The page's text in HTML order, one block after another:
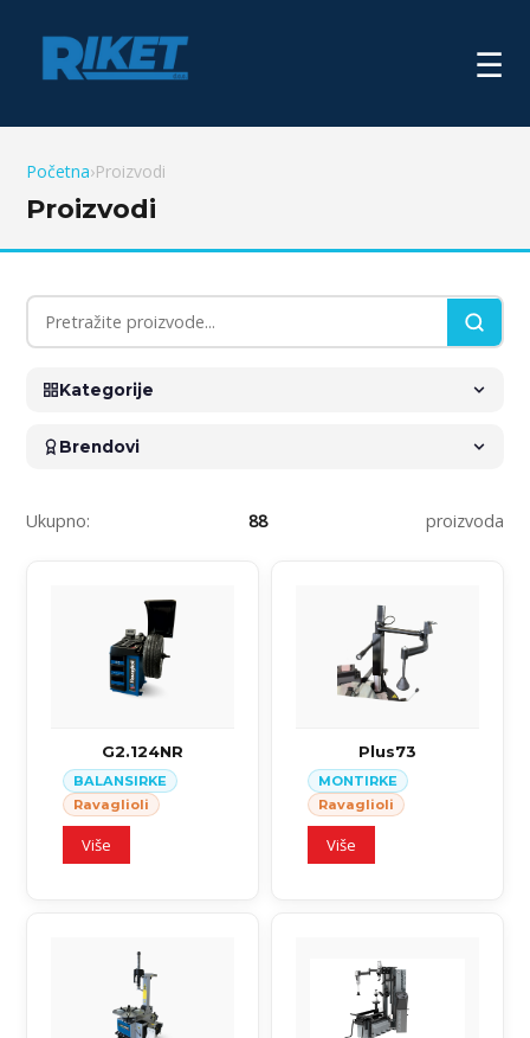
☰
Početna›Proizvodi
Proizvodi
Kategorije
Brendovi
Ukupno: 88 proizvoda
G2.124NR
BALANSIRKE
Ravaglioli
Više
Plus73
MONTIRKE
Ravaglioli
Više